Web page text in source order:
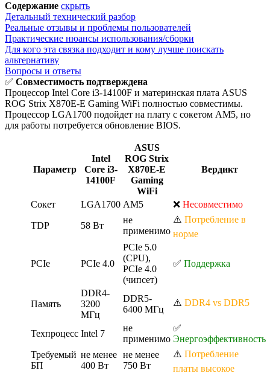
Содержание скрыть
Детальный технический разбор
Реальные отзывы и проблемы пользователей
Практические нюансы использования/сборки
Для кого эта связка подходит и кому лучше поискать
альтернативу
Вопросы и ответы
✅ Совместимость подтверждена
Процессор Intel Core i3-14100F и материнская плата ASUS
ROG Strix X870E-E Gaming WiFi полностью совместимы.
Процессор LGA1700 подойдет на плату с сокетом AM5, но
для работы потребуется обновление BIOS.
Параметр
Intel
Core i3-
14100F
ASUS
ROG Strix
X870E-E
Gaming
WiFi
Вердикт
Сокет LGA1700 AM5 ❌ Несовместимо
TDP 58 Вт
не
применимо
⚠️ Потребление в
норме
PCIe PCIe 4.0
PCIe 5.0
(CPU),
PCIe 4.0
(чипсет)
✅ Поддержка
Память
DDR4-
3200
МГц
DDR5-
6400 МГц
⚠️ DDR4 vs DDR5
Техпроцесс Intel 7
не
применимо
✅
Энергоэффективность
Требуемый
БП
не менее
400 Вт
не менее
750 Вт
⚠️ Потребление
платы высокое